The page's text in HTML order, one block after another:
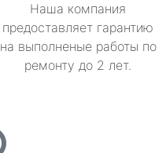
Наша компания
предоставляет гарантию
на выполненые работы по
ремонту до 2 лет.